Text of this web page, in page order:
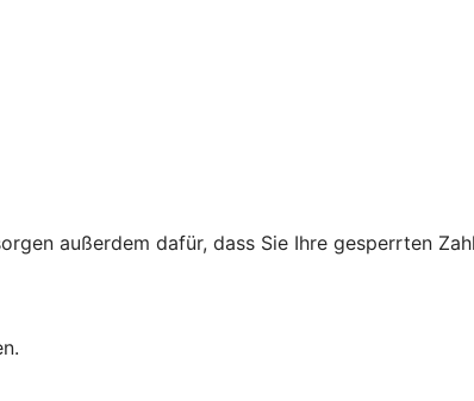
außerdem dafür, dass Sie Ihre gesperrten